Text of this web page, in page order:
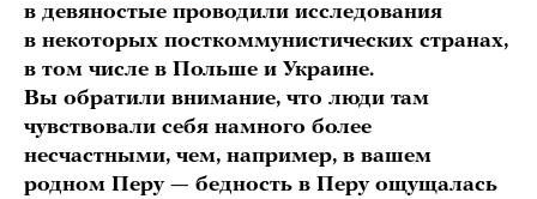
в девяностые проводили исследования
в некоторых посткоммунистических странах,
в том числе в Польше и Украине.
Вы обратили внимание, что люди там
чувствовали себя намного более
несчастными, чем, например, в вашем
родном Перу — бедность в Перу ощущалась